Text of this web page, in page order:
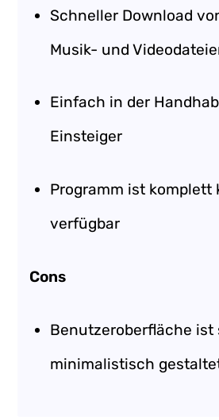
Schneller Download
Musik- und
Einfach in der
Einsteiger
Programm ist komplett
verfügbar
Cons
Benutzeroberfläche ist
minimalistisch